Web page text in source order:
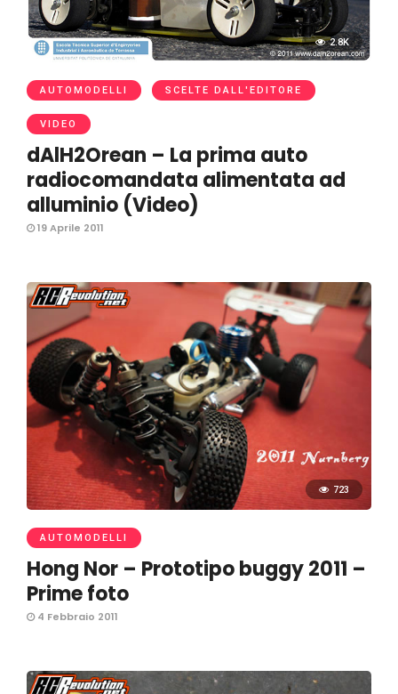
2.8K
AUTOMODELLI SCELTE DALL'EDITORE
VIDEO
dAlH2Orean – La prima auto
radiocomandata alimentata ad
alluminio (Video)
19 Aprile 2011
723
AUTOMODELLI
Hong Nor – Prototipo buggy 2011 –
Prime foto
4 Febbraio 2011